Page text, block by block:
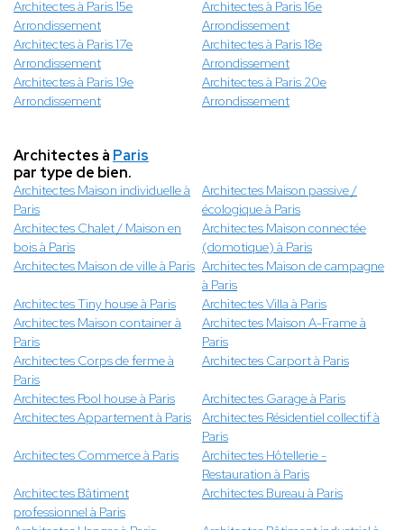
Architectes à Paris 15e
Arrondissement
Architectes à Paris 16e
Arrondissement
Architectes à Paris 17e
Arrondissement
Architectes à Paris 18e
Arrondissement
Architectes à Paris 19e
Arrondissement
Architectes à Paris 20e
Arrondissement
Architectes à Paris
par type de bien.
Architectes Maison individuelle à
Paris
Architectes Maison passive /
écologique à Paris
Architectes Chalet / Maison en
bois à Paris
Architectes Maison connectée
(domotique) à Paris
Architectes Maison de ville à Paris Architectes Maison de campagne
à Paris
Architectes Tiny house à Paris
Architectes Villa à Paris
Architectes Maison container à
Paris
Architectes Maison A-Frame à
Paris
Architectes Corps de ferme à
Paris
Architectes Carport à Paris
Architectes Pool house à Paris
Architectes Garage à Paris
Architectes Appartement à Paris
Architectes Résidentiel collectif à
Paris
Architectes Commerce à Paris
Architectes Hôtellerie -
Restauration à Paris
Architectes Bâtiment
professionnel à Paris
Architectes Bureau à Paris